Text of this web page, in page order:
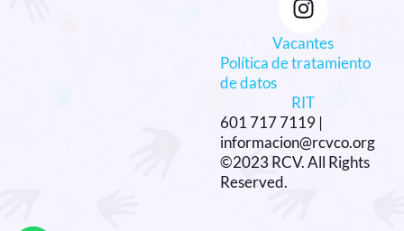
Vacantes
Política de tratamiento
de datos
RIT
601 717 7119 |
informacion@rcvco.org
©2023 RCV. All Rights
Reserved.